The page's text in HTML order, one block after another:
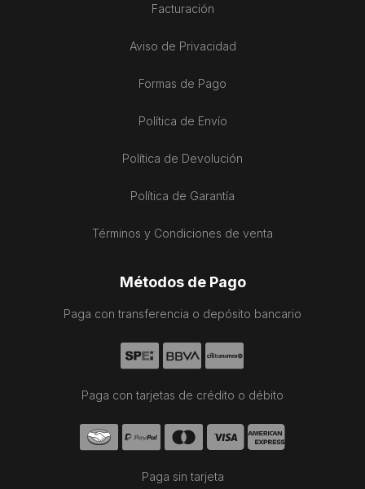
Facturación
Aviso de Privacidad
Formas de Pago
Política de Envío
Política de Devolución
Política de Garantía
Términos y Condiciones de venta
Métodos de Pago
Paga con transferencia o depósito bancario
Paga con tarjetas de crédito o débito
Paga sin tarjeta